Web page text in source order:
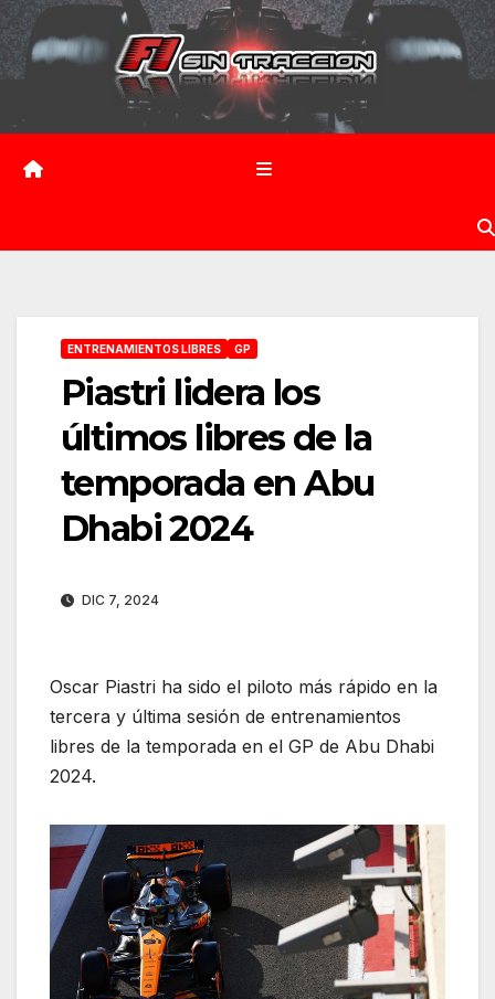
Saltar
contenido
ENTRENAMIENTOS LIBRES GP
Piastri lidera los
últimos libres de la
temporada en Abu
Dhabi 2024
DIC 7, 2024
Oscar Piastri ha sido el piloto más rápido en la
tercera y última sesión de entrenamientos
libres de la temporada en el GP de Abu Dhabi
2024.